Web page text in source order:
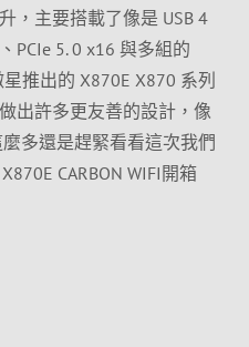
，主要搭載了像是 USB 4
PCIe 5. 0 x16 與多組的
推出的 X870E X870 系列
出許多更友善的設計，像
多還是趕緊看看這次我們
CARBON WIFI開箱